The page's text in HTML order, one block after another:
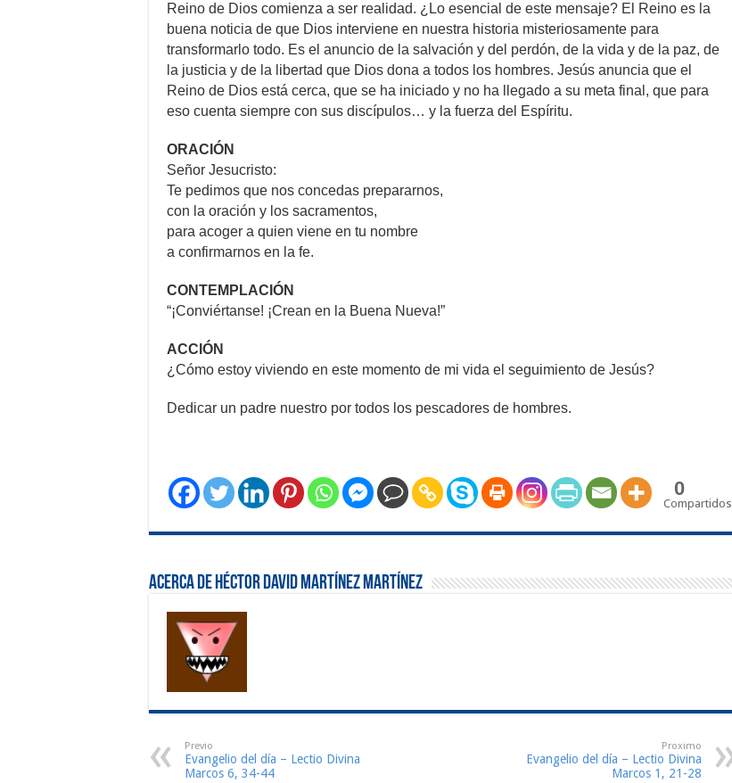
Reino de Dios comienza a ser realidad. ¿Lo esencial de este mensaje? El Reino es la
buena noticia de que Dios interviene en nuestra historia misteriosamente para
transformarlo todo. Es el anuncio de la salvación y del perdón, de la vida y de la paz, de
la justicia y de la libertad que Dios dona a todos los hombres. Jesús anuncia que el
Reino de Dios está cerca, que se ha iniciado y no ha llegado a su meta final, que para
eso cuenta siempre con sus discípulos… y la fuerza del Espíritu.
ORACIÓN
Señor Jesucristo:
Te pedimos que nos concedas prepararnos,
con la oración y los sacramentos,
para acoger a quien viene en tu nombre
a confirmarnos en la fe.
CONTEMPLACIÓN
“¡Conviértanse! ¡Crean en la Buena Nueva!”
ACCIÓN
¿Cómo estoy viviendo en este momento de mi vida el seguimiento de Jesús?
Dedicar un padre nuestro por todos los pescadores de hombres.
0
Compartidos
Acerca de Héctor David Martínez Martínez
Previo
Evangelio del día – Lectio Divina
Marcos 6, 34-44
Proximo
Evangelio del día – Lectio Divina
Marcos 1, 21-28